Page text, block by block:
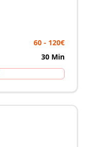
60 - 120€
30 Min